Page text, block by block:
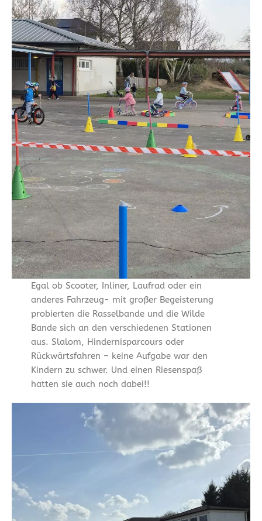
Egal ob Scooter, Inliner, Laufrad oder ein
anderes Fahrzeug- mit großer Begeisterung
probierten die Rasselbande und die Wilde
Bande sich an den verschiedenen Stationen
aus. Slalom, Hindernisparcours oder
Rückwärtsfahren – keine Aufgabe war den
Kindern zu schwer. Und einen Riesenspaß
hatten sie auch noch dabei!!